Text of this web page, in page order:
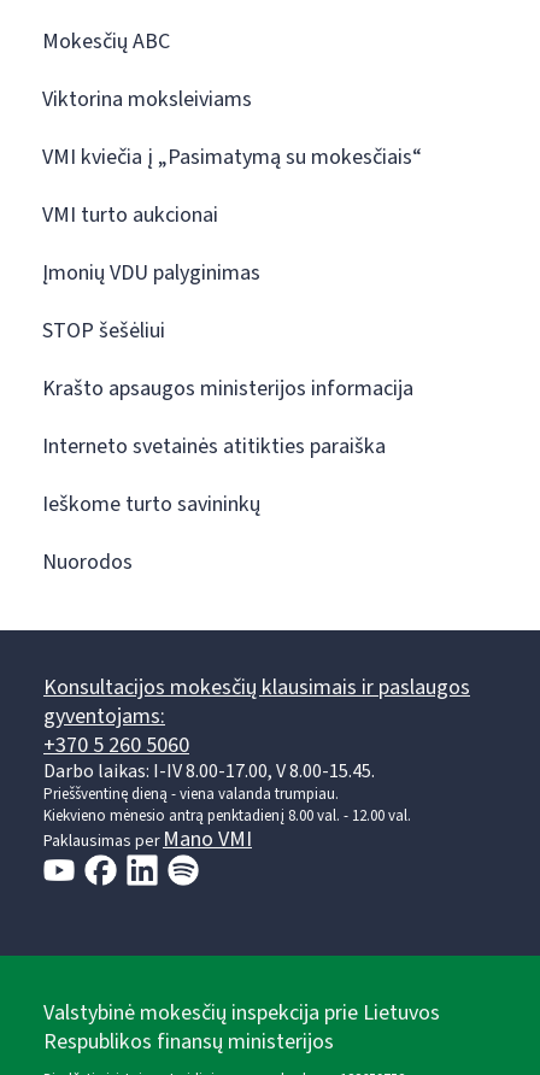
Mokesčių ABC
Viktorina moksleiviams
VMI kviečia į „Pasimatymą su mokesčiais“
VMI turto aukcionai
Įmonių VDU palyginimas
STOP šešėliui
Krašto apsaugos ministerijos informacija
Interneto svetainės atitikties paraiška
Ieškome turto savininkų
Nuorodos
Konsultacijos mokesčių klausimais ir paslaugos
gyventojams:
+370 5 260 5060
Darbo laikas: I-IV 8.00-17.00, V 8.00-15.45.
Prieššventinę dieną - viena valanda trumpiau.
Kiekvieno mėnesio antrą penktadienį 8.00 val. - 12.00 val.
Paklausimas perMano VMI
Valstybinė mokesčių inspekcija prie Lietuvos
Respublikos finansų ministerijos